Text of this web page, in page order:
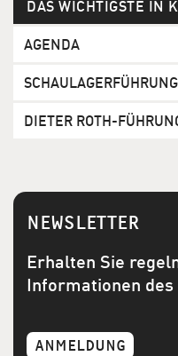
DAS WICHTIGSTE IN
AGENDA
SCHAULAGERFÜHRUNG
DIETER ROTH-
NEWSLETTER
Erhalten Sie
Informationen des
ANMELDUNG